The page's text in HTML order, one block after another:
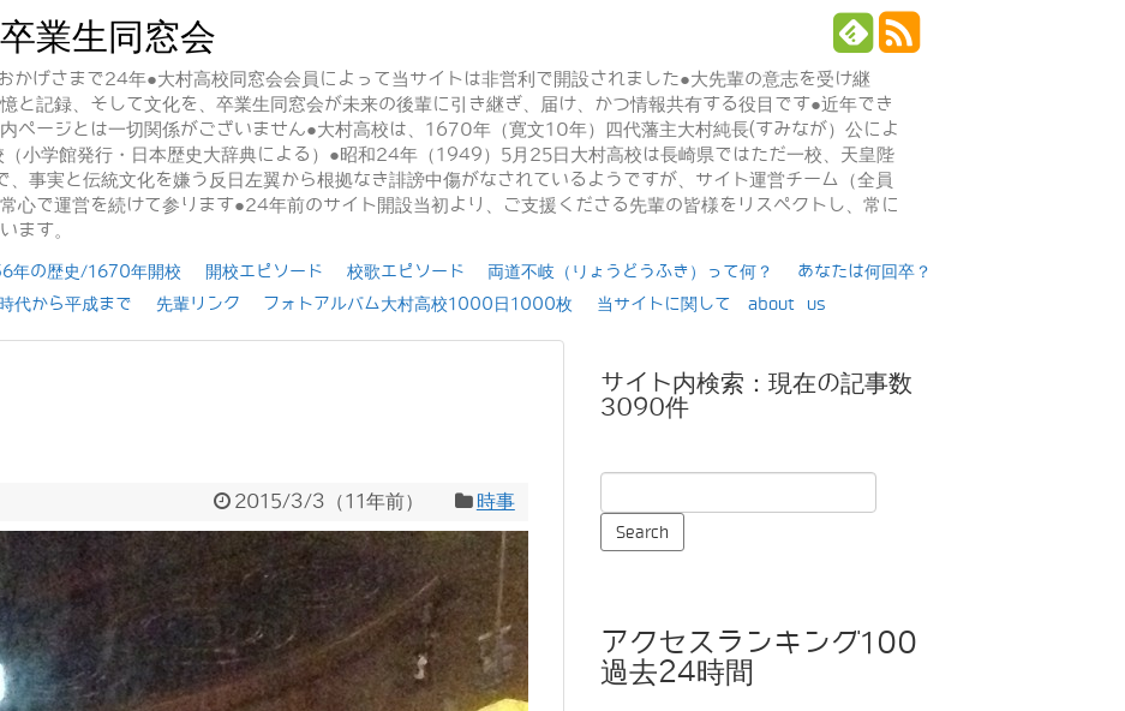
業生同窓会
げさまで24年●大村高校同窓会会員によって当サイトは非営利で開設されました●大先輩の意志を受け継
と記録、そして文化を、卒業生同窓会が未来の後輩に引き継ぎ、届け、かつ情報共有する役目です●近年でき
ページとは一切関係がございません●大村高校は、1670年（寛文10年）四代藩主大村純長(すみなが）公によ
小学館発行・日本歴史大辞典による）●昭和24年（1949）5月25日大村高校は長崎県ではただ一校、天皇陛
事実と伝統文化を嫌う反日左翼から根拠なき誹謗中傷がなされているようですが、サイト運営チーム（全員
心で運営を続けて参ります●24年前のサイト開設当初より、ご支援くださる先輩の皆様をリスペクトし、常に
ます。
年の歴史/1670年開校 開校エピソード 校歌エピソード 両道不岐（りょうどうふき）って何？
あなたは何回卒？
代から平成まで 先輩リンク フォトアルバム大村高校1000日1000枚 当サイトに関して about us
2015/3/3 （11年前） 時事
サイト内検索：現在の記事数
3090件
アクセスランキング100
過去24時間